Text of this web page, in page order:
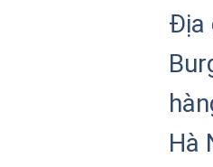
Địa
Hà